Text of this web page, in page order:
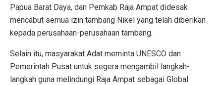
Papua Barat Daya, dan Pemkab Raja Ampat didesak
mencabut semua izin tambang Nikel yang telah diberikan
kepada perusahaan-perusahaan tambang.
Selain itu, masyarakat Adat meminta UNESCO dan
Pemerintah Pusat untuk segera mengambil langkah-
langkah guna melindungi Raja Ampat sebagai Global